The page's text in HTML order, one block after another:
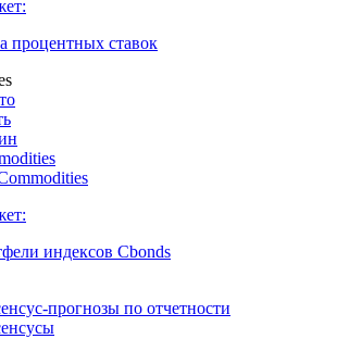
процентных ставок
индексов Cbonds
прогнозы по отчетности